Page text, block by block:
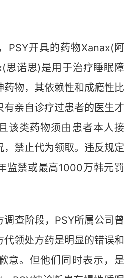
开具的药物Xanax(阿
思诺思)是用于治疗睡眠障
药物，其依赖性和成瘾性比
有亲自诊疗过患者的医生才
该类药物须由患者本人接
，禁止代为领取。违反规定
监禁或最高1000万韩元罚
查阶段，PSY所属公司曾
代领处方药是明显的错误和
意。但他们同时表示，是